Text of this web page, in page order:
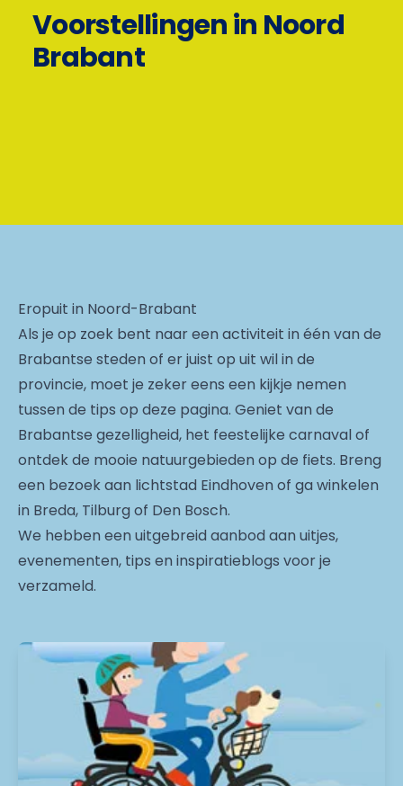
Voorstellingen in Noord
Brabant
Eropuit in Noord-Brabant
Als je op zoek bent naar een activiteit in één van de
Brabantse steden of er juist op uit wil in de
provincie, moet je zeker eens een kijkje nemen
tussen de tips op deze pagina. Geniet van de
Brabantse gezelligheid, het feestelijke carnaval of
ontdek de mooie natuurgebieden op de fiets. Breng
een bezoek aan lichtstad Eindhoven of ga winkelen
in Breda, Tilburg of Den Bosch.
We hebben een uitgebreid aanbod aan uitjes,
evenementen, tips en inspiratieblogs voor je
verzameld.